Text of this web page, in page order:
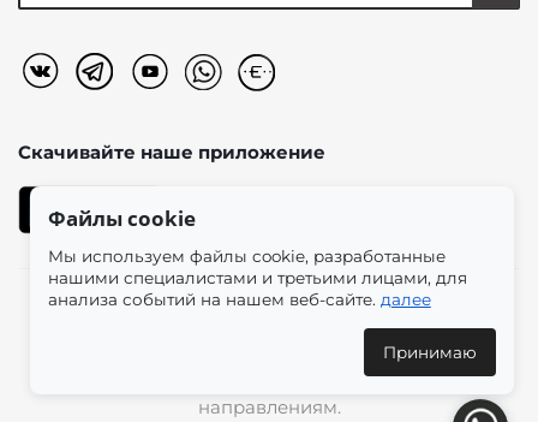
Скачивайте наше приложение
магазин женской одежды в эстетике plus size.
Доставка по всей России и международным
направлениям.
Файлы cookie
Мы используем файлы cookie, разработанные
нашими специалистами и третьими лицами, для
анализа событий на нашем веб-сайте. далее
Принимаю